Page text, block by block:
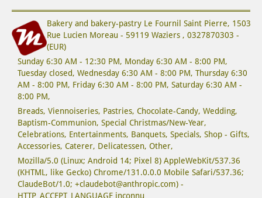
Bakery and bakery-pastry Le Fournil Saint Pierre, 1503
Rue Lucien Moreau - 59119 Waziers , 0327870303 -
(EUR)
Sunday 6:30 AM - 12:30 PM, Monday 6:30 AM - 8:00 PM,
Tuesday closed, Wednesday 6:30 AM - 8:00 PM, Thursday 6:30
AM - 8:00 PM, Friday 6:30 AM - 8:00 PM, Saturday 6:30 AM -
8:00 PM,
Breads, Viennoiseries, Pastries, Chocolate-Candy, Wedding,
Baptism-Communion, Special Christmas/New-Year,
Celebrations, Entertainments, Banquets, Specials, Shop - Gifts,
Accessories, Caterer, Delicatessen, Other,
Mozilla/5.0 (Linux; Android 14; Pixel 8) AppleWebKit/537.36
(KHTML, like Gecko) Chrome/131.0.0.0 Mobile Safari/537.36;
ClaudeBot/1.0; +claudebot@anthropic.com) -
HTTP_ACCEPT_LANGUAGE inconnu